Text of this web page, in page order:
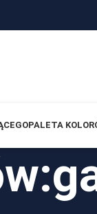
PALETA